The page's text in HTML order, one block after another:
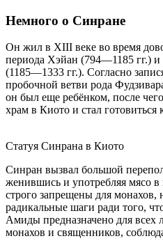
Немного о Синране
Он жил в XIII веке во время
периода Хэйан (794—1185 гг.) и
(1185—1333 гг.). Согласно
пробочной ветви рода
он был еще ребёнком, после
храм в Киото и стал
Статуя Синрана в Киото
Синран вызвал большой
женившись и употребляя мясо
строго запрещены для
радикальные шаги ради того,
Амиды предназначено для всех
монахов и священников,